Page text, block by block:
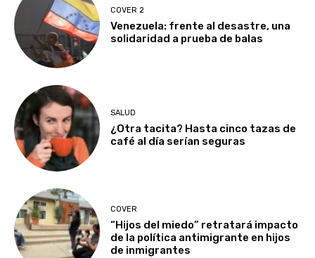
COVER 2
Venezuela: frente al desastre, una
solidaridad a prueba de balas
SALUD
¿Otra tacita? Hasta cinco tazas de
café al día serían seguras
COVER
“Hijos del miedo” retratará impacto
de la política antimigrante en hijos
de inmigrantes